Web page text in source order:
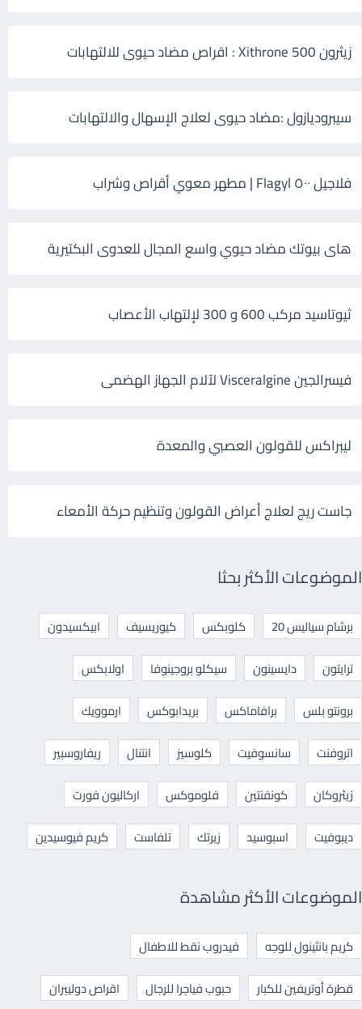
زيثرون 500 Xithrone : اقراص مضاد حيوى للالتهابات
سيبروديازول :مضاد حيوى لعلاج الإسهال والالتهابات
فلاجيل ٥٠٠ Flagyl | مطهر معوي أقراص وشراب
هاى بيوتك مضاد حيوي واسع المجال للعدوى البكتيرية
ثيوتاسيد مركب 600 و 300 لإلتهاب الأعصاب
فيسرالجين Visceralgine لآلام الجهاز الهضمى
ليبراكس للقولون العصبي والمعدة
جاست ريج لعلاج أعراض القولون وتنظيم حركة الأمعاء
الموضوعات الأكثر بحثا
برشام سياليس 20 كلوبكس كيوريسيف
ابيكسيدون
ترايتون
دايسينون سيكلو بروجينوفا
اولابكس
برونتو بلس
برافاماكس بريدابوكس
ارموويك
اتروفنت
سانسوفيت كلوسيز انتنال
ريفاروسبير
زيثروكان
كونفنتين فلوموكس
اركاليون فورت
ديبوفيت
اسبوسيد زيرتك تلفاست كريم فيوسيدين
الموضوعات الأكثر مشاهدة
كريم بانثينول للوجه
فيدروب نقط للاطفال
قطرة أوتريفين للكبار
حبوب فياجرا للرجال اقراص دوليبران